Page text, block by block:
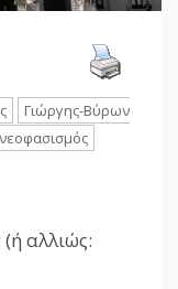
Γιώργης-Βύρων
νεοφασισμός
αλλιώς: